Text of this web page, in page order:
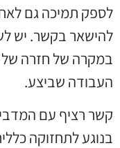
לספק תמיכה גם
להישאר בקשר. יש
במקרה של חזרה של
העבודה שביצע.
קשר רציף עם
בנוגע לתחזוקה